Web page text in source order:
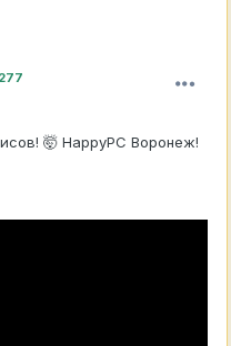
🤯 HappyPC Воронеж!